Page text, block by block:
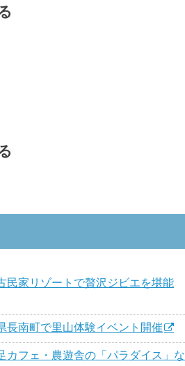
民家リゾートで贅沢ジビエを堪能
長南町で里山体験イベント開催
カフェ・農遊舎の「パラダイス」な